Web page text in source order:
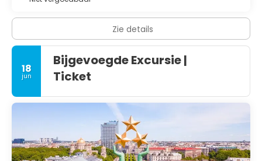
Zie details
18
jun
Bijgevoegde Excursie |
Ticket